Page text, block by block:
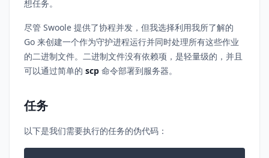
想任务。
尽管 Swoole 提供了协程并发，但我选择利用我所了解的
Go 来创建一个作为守护进程运行并同时处理所有这些作业
的二进制文件。二进制文件没有依赖项，是轻量级的，并且
可以通过简单的 scp 命令部署到服务器。
任务
以下是我们需要执行的任务的伪代码：